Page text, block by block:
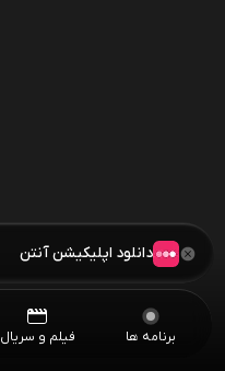
برنامه ها فیلم و سریال
دانلود اپلیکیشن آنتن